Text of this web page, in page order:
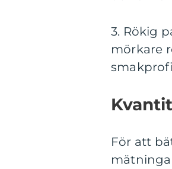
3. Rökig
mörkare
För att